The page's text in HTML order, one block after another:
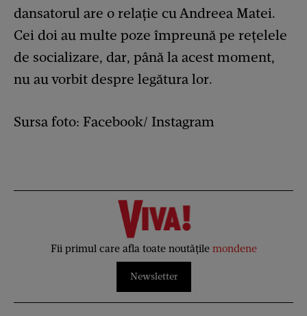
dansatorul are o relație cu Andreea Matei.
Cei doi au multe poze împreună pe rețelele
de socializare, dar, până la acest moment,
nu au vorbit despre legătura lor.
Sursa foto: Facebook/ Instagram
Fii primul care afla toate noutățile mondene
Newsletter